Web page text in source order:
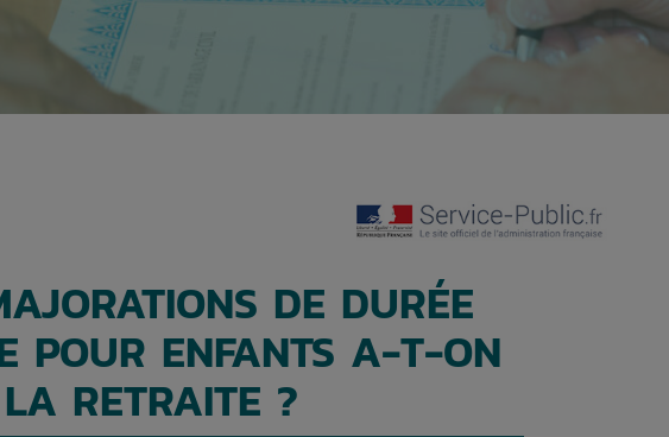
DE DURÉE
POUR ENFANTS A-T-ON
RETRAITE ?